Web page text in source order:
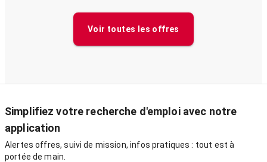
Voir toutes les offres
Simplifiez votre recherche d'emploi avec notre
application
Alertes offres, suivi de mission, infos pratiques : tout est à
portée de main.